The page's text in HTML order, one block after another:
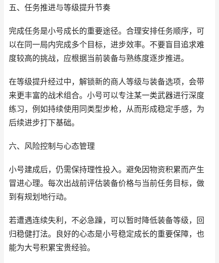
五、任务推进与等级提升节奏
完成任务是小号成长的重要途径。合理安排任务顺序，可
以在同一局内完成多个目标，进步效率。不要盲目追求难
度较高的挑战，应根据当前装备与熟练度逐步推进。
在等级提升经过中，解锁新的商人等级与装备选项，会带
来更丰富的战术组合。小号可以专注某一类武器进行深度
练习，例如持续使用同类型步枪，从而形成稳定手感，为
后续进步打下基础。
六、风险控制与心态管理
小号建成后，仍需保持理性投入。避免因物资积累而产生
冒进心理。每次出战前评估装备价格与当前任务目标，做
到有规划地行动。
若遭遇连续失利，不必急躁，可以暂时降低装备等级，回
归稳健打法。良好的心态是小号稳定成长的重要保障，也
能为大号积累宝贵经验。